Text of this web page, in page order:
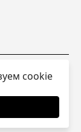
владельцев
cookie